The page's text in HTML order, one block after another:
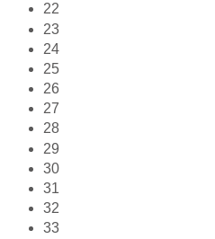
22
23
24
25
26
27
28
29
30
31
32
33